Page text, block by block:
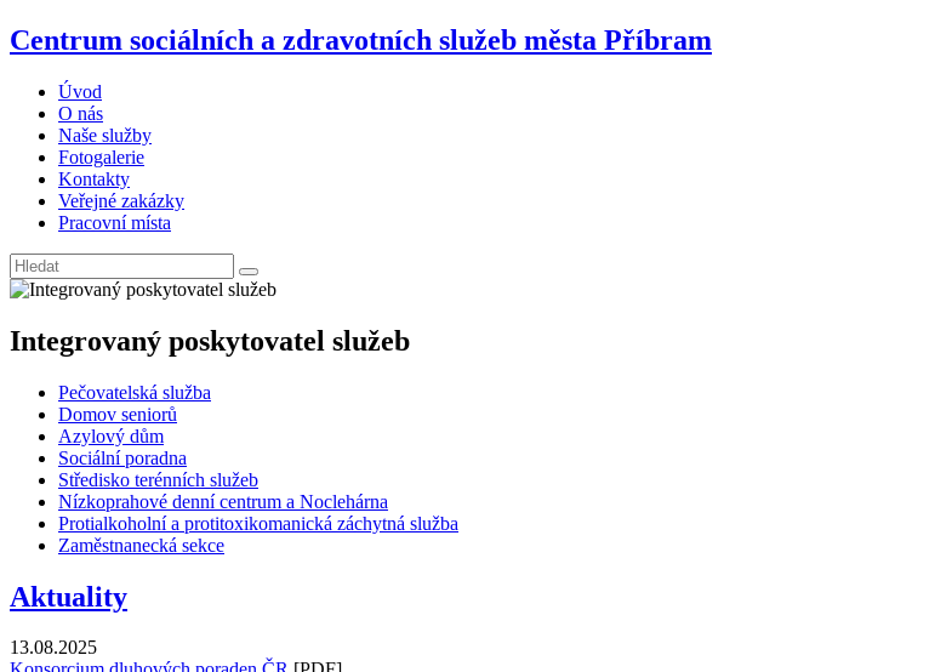
Centrum sociálních a zdravotních služeb města Příbram
Úvod
O nás
Naše služby
Fotogalerie
Kontakty
Veřejné zakázky
Pracovní místa
Integrovaný poskytovatel služeb
Pečovatelská služba
Domov seniorů
Azylový dům
Sociální poradna
Středisko terénních služeb
Nízkoprahové denní centrum a Noclehárna
Protialkoholní a protitoxikomanická záchytná služba
Zaměstnanecká sekce
Aktuality
13.08.2025